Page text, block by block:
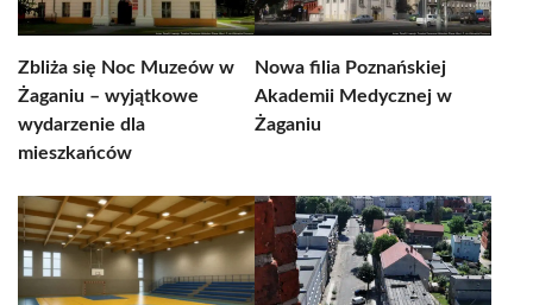
Zbliża się Noc Muzeów w
Żaganiu – wyjątkowe
wydarzenie dla
mieszkańców
Nowa filia Poznańskiej
Akademii Medycznej w
Żaganiu